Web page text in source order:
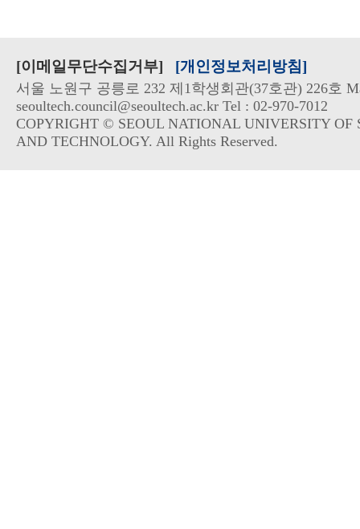
[이메일무단수집거부] [개인정보처리방침]
서울 노원구 공릉로 232 제1학생회관(37호관) 226호
seoultech.council@seoultech.ac.kr Tel : 02-970-7012
COPYRIGHT © SEOUL NATIONAL UNIVERSITY OF
AND TECHNOLOGY. All Rights Reserved.